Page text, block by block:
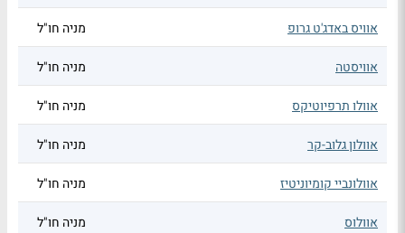
אוויס באדג'ט גרופ מניה חו"ל
אוויסטה מניה חו"ל
אוולו תרפיוטיקס מניה חו"ל
אוולון גלוב-קר מניה חו"ל
אוולונביי קומיוניטיז מניה חו"ל
אוולוס מניה חו"ל